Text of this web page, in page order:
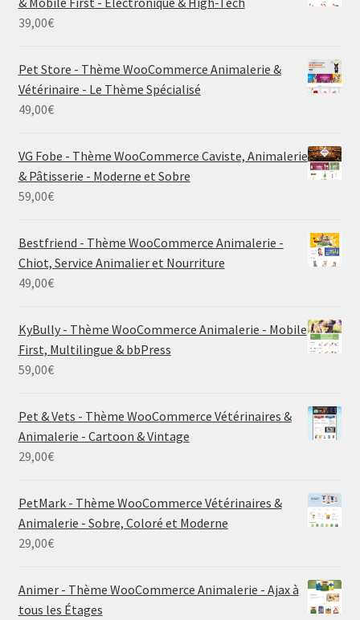
39,00€
Pet Store - Thème WooCommerce Animalerie &
Vétérinaire - Le Thème Spécialisé
49,00€
VG Fobe - Thème WooCommerce Caviste, Animalerie
& Pâtisserie - Moderne et Sobre
59,00€
Bestfriend - Thème WooCommerce Animalerie -
Chiot, Service Animalier et Nourriture
49,00€
KyBully - Thème WooCommerce Animalerie - Mobile
First, Multilingue & bbPress
59,00€
Pet & Vets - Thème WooCommerce Vétérinaires &
Animalerie - Cartoon & Vintage
29,00€
PetMark - Thème WooCommerce Vétérinaires &
Animalerie - Sobre, Coloré et Moderne
29,00€
Animer - Thème WooCommerce Animalerie - Ajax à
tous les Étages